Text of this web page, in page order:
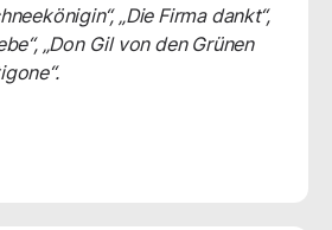
„Die Firma dankt“,
„Don Gil von den Grünen